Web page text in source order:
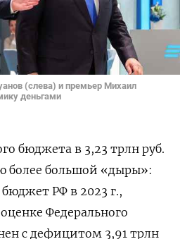
(слева) и премьер Михаил
деньгами
бюджета в 3,23 трлн руб.
более большой «дыры»:
РФ в 2023 г.,
Федерального
с дефицитом 3,91 трлн